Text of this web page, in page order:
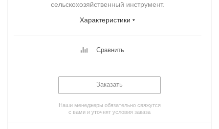
сельскохозяйственный инструмент.
Характеристики
Сравнить
Заказать
Наши менеджеры обязательно свяжутся
с вами и уточнят условия заказа